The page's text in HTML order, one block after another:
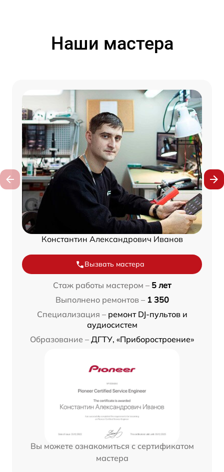
Наши мастера
Константин Александрович Иванов
Вызвать мастера
Стаж работы мастером – 5 лет
Выполнено ремонтов – 1 350
Специализация – ремонт DJ-пультов и
аудиосистем
Образование – ДГТУ, «Приборостроение»
Вы можете ознакомиться с сертификатом
мастера